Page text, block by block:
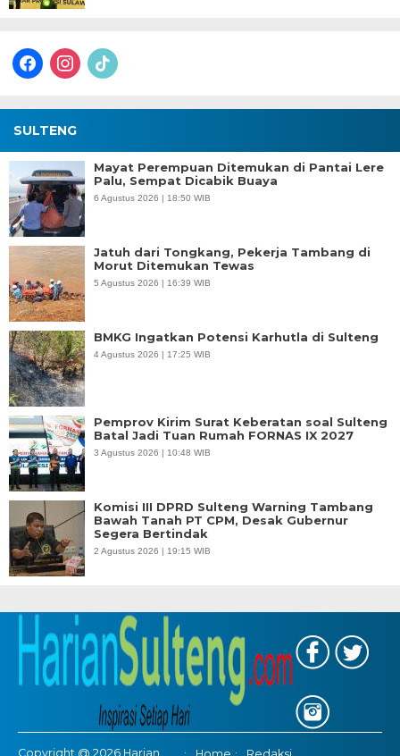
facebookinstagram
tiktok
SULTENG
Mayat Perempuan Ditemukan di Pantai Lere
Palu, Sempat Dicabik Buaya
6 Agustus 2026 | 18:50 WIB
Jatuh dari Tongkang, Pekerja Tambang di
Morut Ditemukan Tewas
5 Agustus 2026 | 16:39 WIB
BMKG Ingatkan Potensi Karhutla di Sulteng
4 Agustus 2026 | 17:25 WIB
Pemprov Kirim Surat Keberatan soal Sulteng
Batal Jadi Tuan Rumah FORNAS IX 2027
3 Agustus 2026 | 10:48 WIB
Komisi III DPRD Sulteng Warning Tambang
Bawah Tanah PT CPM, Desak Gubernur
Segera Bertindak
2 Agustus 2026 | 19:15 WIB
Copyright @ 2026 Harian